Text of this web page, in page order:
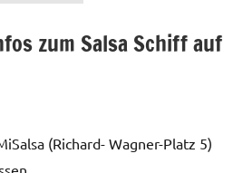
zum Salsa Schiff auf
(Richard- Wagner-Platz 5)